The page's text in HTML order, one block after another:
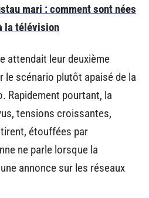
mari : comment sont nées
la télévision
attendait leur deuxième
le scénario plutôt apaisé de la
Rapidement pourtant, la
tensions croissantes,
étouffées par
ne parle lorsque la
annonce sur les réseaux